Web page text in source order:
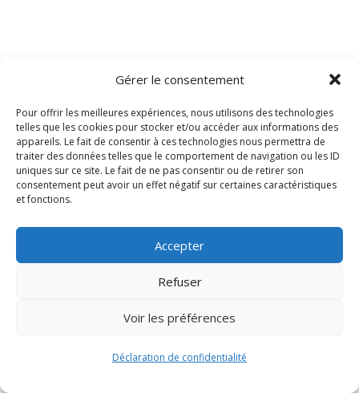
Gérer le consentement
Pour offrir les meilleures expériences, nous utilisons des technologies
telles que les cookies pour stocker et/ou accéder aux informations des
appareils. Le fait de consentir à ces technologies nous permettra de
traiter des données telles que le comportement de navigation ou les ID
uniques sur ce site. Le fait de ne pas consentir ou de retirer son
consentement peut avoir un effet négatif sur certaines caractéristiques
et fonctions.
Accepter
Refuser
Voir les préférences
Déclaration de confidentialité
Signify-Child By Club Photo IUT Vannes @2024